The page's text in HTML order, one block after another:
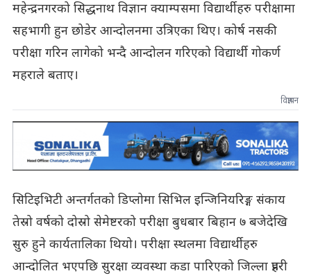
महेन्द्रनगरको सिद्धनाथ विज्ञान क्याम्पसमा विद्यार्थीहरु परीक्षामा
सहभागी हुन छोडेर आन्दोलनमा उत्रिएका थिए। कोर्ष नसकी
परीक्षा गरिन लागेको भन्दै आन्दोलन गरिएको विद्यार्थी गोकर्ण
महराले बताए।
विज्ञापन
सिटिइभिटी अन्तर्गतको डिप्लोमा सिभिल इन्जिनियरिङ्ग संकाय
तेस्रो वर्षको दोस्रो सेमेष्टरको परीक्षा बुधबार बिहान ७ बजेदेखि
सुरु हुने कार्यतालिका थियो। परीक्षा स्थलमा विद्यार्थीहरु
आन्दोलित भएपछि सुरक्षा व्यवस्था कडा पारिएको जिल्ला प्रहरी